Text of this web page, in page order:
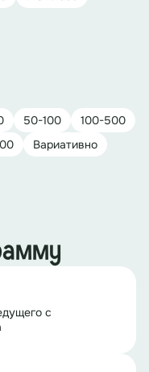
50-100
100-500
Вариативно
с